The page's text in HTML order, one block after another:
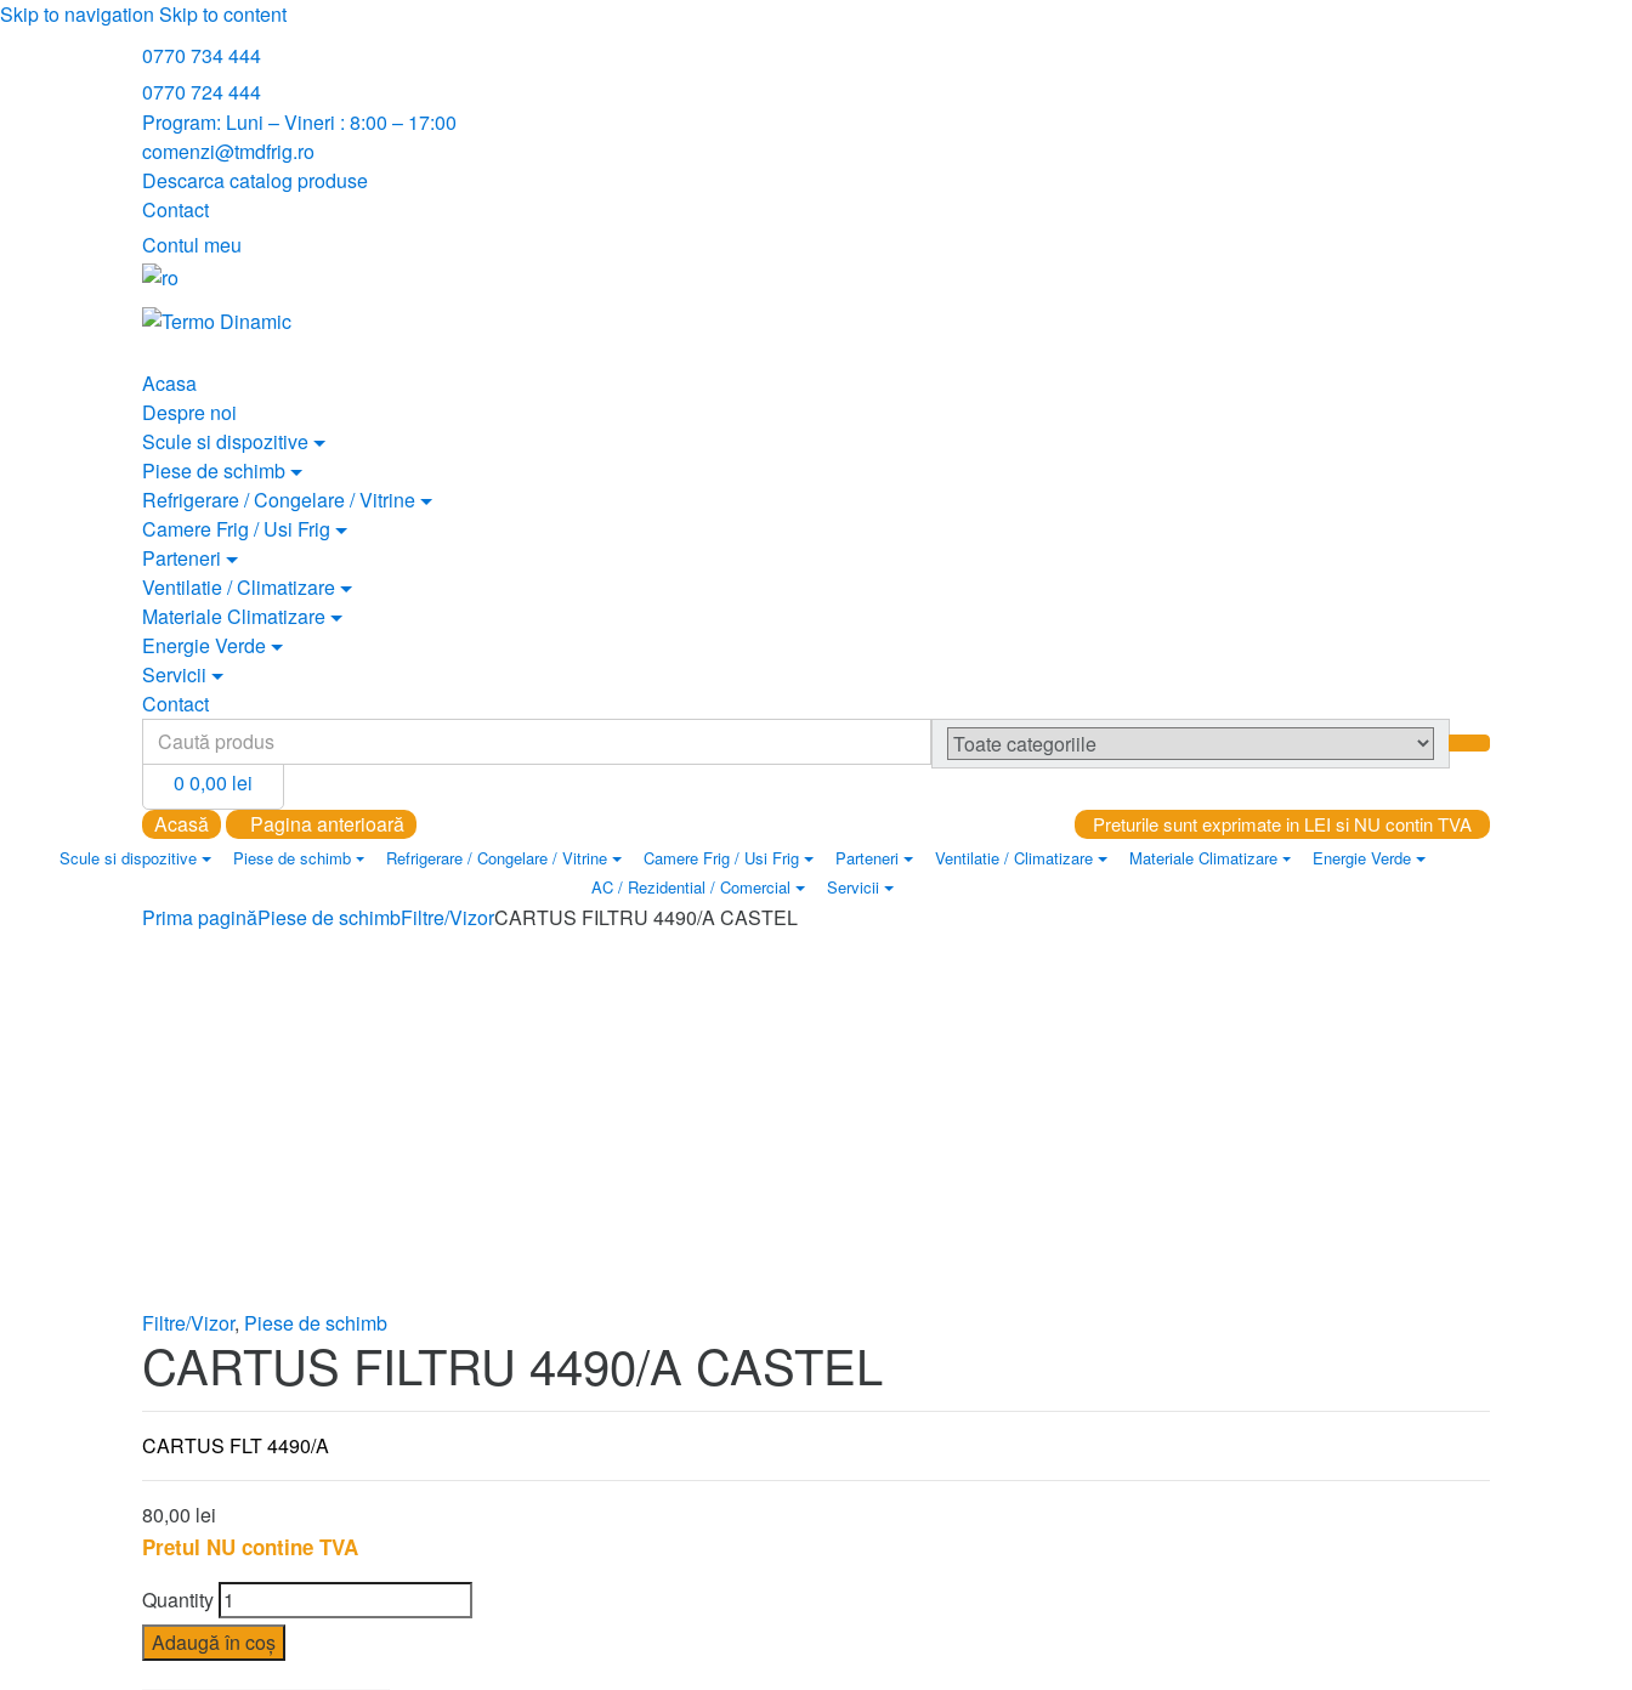
Skip to navigation Skip to content
0770 734 444
0770 724 444
Program: Luni – Vineri : 8:00 – 17:00
comenzi@tmdfrig.ro
Descarca catalog produse
Contact
Contul meu
Acasa
Despre noi
Scule si dispozitive
Piese de schimb
Refrigerare / Congelare / Vitrine
Camere Frig / Usi Frig
Parteneri
Ventilatie / Climatizare
Materiale Climatizare
Energie Verde
Servicii
Contact
Search
for:
0 0,00 lei
Acasă
Pagina anterioară Preturile sunt exprimate in LEI si NU contin TVA
Scule si dispozitive Piese de schimb Refrigerare / Congelare / Vitrine Camere Frig / Usi Frig Parteneri Ventilatie / Climatizare Materiale Climatizare
Energie Verde
AC / Rezidential / Comercial
Servicii
Prima paginăPiese de schimbFiltre/VizorCARTUS FILTRU 4490/A CASTEL
Filtre/Vizor, Piese de schimb
CARTUS FILTRU 4490/A CASTEL
CARTUS FLT 4490/A
80,00 lei
Pretul NU contine TVA
Quantity
Adaugă în coș